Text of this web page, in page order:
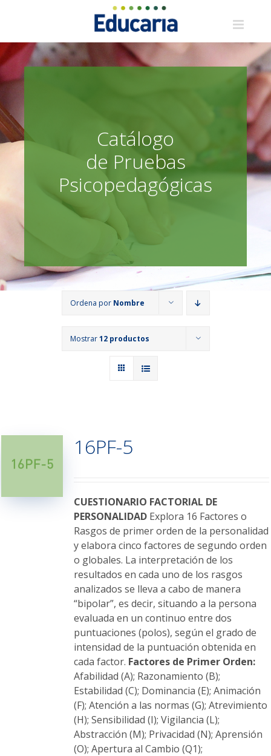
Catálogo
de Pruebas
Psicopedagógicas
Ordena por Nombre
Mostrar12 productos
16PF-5
CUESTIONARIO FACTORIAL DE
PERSONALIDADExplora 16 Factores o
Rasgos de primer orden de la personalidad
y elabora cinco factores de segundo orden
o globales. La interpretación de los
resultados en cada uno de los rasgos
analizados se lleva a cabo de manera
“bipolar”, es decir, situando a la persona
evaluada en un continuo entre dos
puntuaciones (polos), según el grado de
intensidad de la puntuación obtenida en
cada factor. Factores de Primer Orden:
Afabilidad (A); Razonamiento (B);
Estabilidad (C); Dominancia (E); Animación
(F); Atención a las normas (G); Atrevimiento
(H); Sensibilidad (I); Vigilancia (L);
Abstracción (M); Privacidad (N); Aprensión
(O); Apertura al Cambio (Q1);